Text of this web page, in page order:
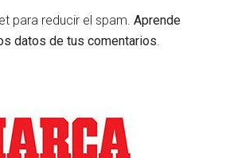
para reducir el spam.Aprende
datos de tus comentarios.